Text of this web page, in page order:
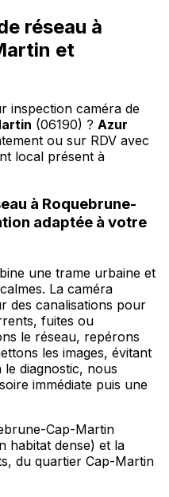
réseau à
et
inspection caméra de
(06190) ? Azur
ou sur RDV avec
local présent à
à Roquebrune-
adaptée à votre
une trame urbaine et
La caméra
des canalisations pour
fuites ou
le réseau, repérons
les images, évitant
diagnostic, nous
immédiate puis une
Cap-Martin
habitat dense) et la
du quartier Cap-Martin